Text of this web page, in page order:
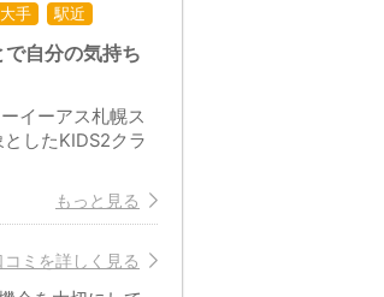
大手 駅近
自分の気持ち
イーアス札幌ス
したKIDS2クラ
もっと見る
コミを詳しく見る